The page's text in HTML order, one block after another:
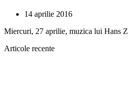
14 aprilie 2016
Miercuri, 27 aprilie, muzica lui Hans
Articole recente